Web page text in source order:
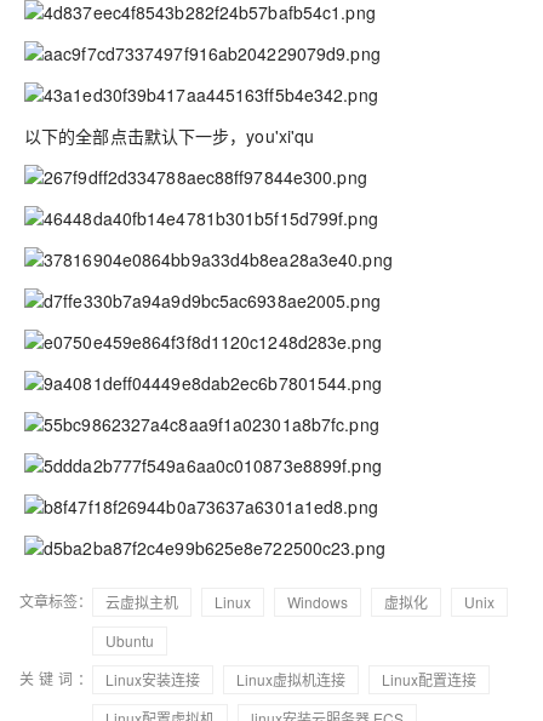
以下的全部点击默认下一步，you'xi'qu
文章标签： 云虚拟主机 Linux Windows 虚拟化
Unix
Ubuntu
关键词：
Linux安装连接 Linux虚拟机连接
Linux配置连接